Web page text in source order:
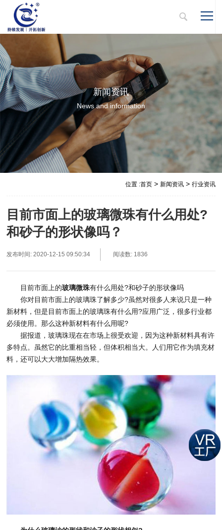
新闻资讯
News and information
位置 :首页> 新闻资讯> 行业资讯
目前市面上的玻璃微珠有什么用处?
和砂子的形状像吗？
发布时间: 2020-12-15 09:50:34 阅读数: 1836
目前市面上的玻璃微珠有什么用处?和砂子的形状像吗
你对目前市面上的玻璃珠了解多少?虽然对很多人来说只是一种
新材料，但是目前市面上的玻璃珠有什么用?应用广泛，很多行业都
必须使用。那么这种新材料有什么用呢?
据报道，玻璃珠现在在市场上很受欢迎，因为这种新材料具有许
多特点。虽然它的比重相当轻，但体积相当大。人们用它作为填充材
料，还可以大大增加隔热效果。